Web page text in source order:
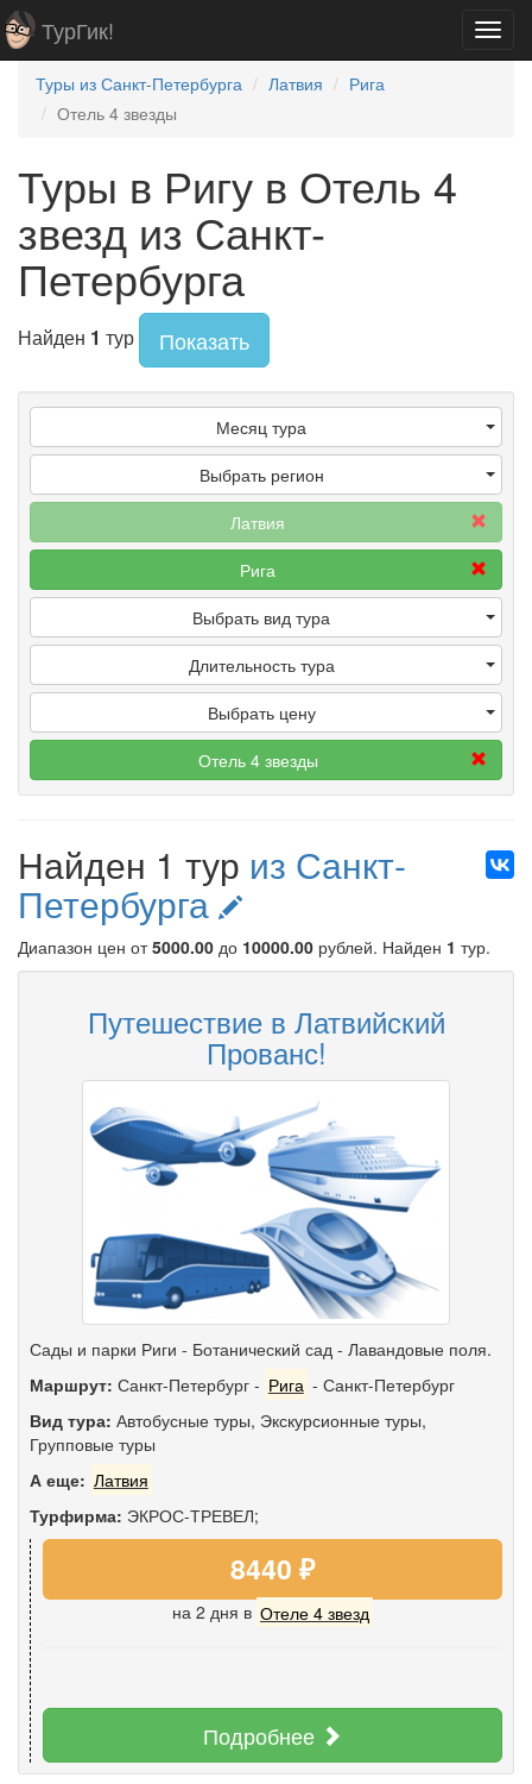
ТурГик!
Туры из Санкт-Петербурга Латвия
Рига
Отель 4 звезды
Туры в Ригу в Отель 4
звезд из Санкт-
Петербурга
Найден 1 тур Показать
Месяц тура
Выбрать регион
Латвия
Рига
Выбрать вид тура
Длительность тура
Выбрать цену
Отель 4 звезды
Найден 1 тур из Санкт-
Петербурга
Диапазон цен от5000.00 до 10000.00 рублей. Найден 1 тур.
Путешествие в Латвийский
Прованс!
Сады и парки Риги - Ботанический сад - Лавандовые поля.
Маршрут: Санкт-Петербург - Рига - Санкт-Петербург
Вид тура: Автобусные туры, Экскурсионные туры,
Групповые туры
А еще: Латвия
Турфирма: ЭКРОС-ТРЕВЕЛ;
8440 ₽
на 2 дня в Отеле 4 звезд
Подробнее